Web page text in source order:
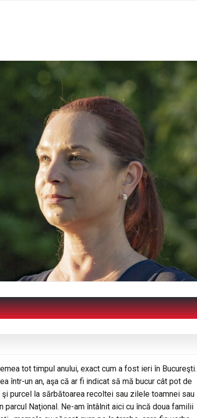
tot timpul anului, exact cum a fost ieri în Bucureşti.
într-un an, aşa că ar fi indicat să mă bucur cât pot de
purcel la sărbătoarea recoltei sau zilele toamnei sau
Naţional. Ne-am întâlnit aici cu încă doua familii